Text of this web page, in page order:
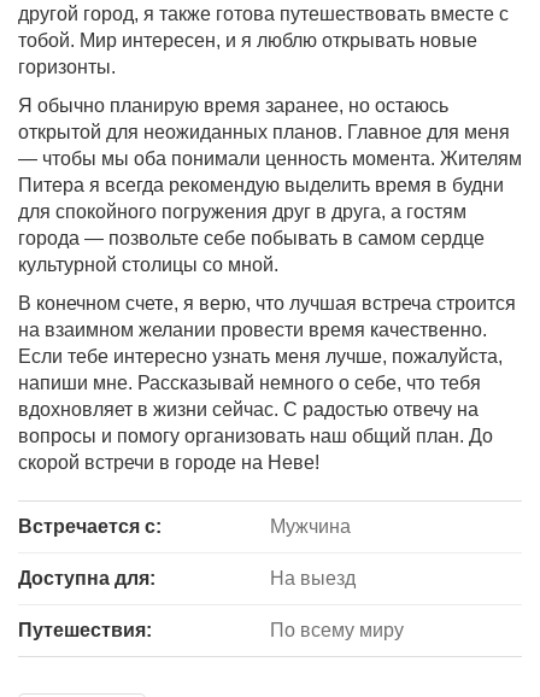
другой город, я также готова путешествовать вместе с
тобой. Мир интересен, и я люблю открывать новые
горизонты.
Я обычно планирую время заранее, но остаюсь
открытой для неожиданных планов. Главное для меня
— чтобы мы оба понимали ценность момента. Жителям
Питера я всегда рекомендую выделить время в будни
для спокойного погружения друг в друга, а гостям
города — позвольте себе побывать в самом сердце
культурной столицы со мной.
В конечном счете, я верю, что лучшая встреча строится
на взаимном желании провести время качественно.
Если тебе интересно узнать меня лучше, пожалуйста,
напиши мне. Рассказывай немного о себе, что тебя
вдохновляет в жизни сейчас. С радостью отвечу на
вопросы и помогу организовать наш общий план. До
скорой встречи в городе на Неве!
Встречается с: Мужчина
Доступна для: На выезд
Путешествия: По всему миру